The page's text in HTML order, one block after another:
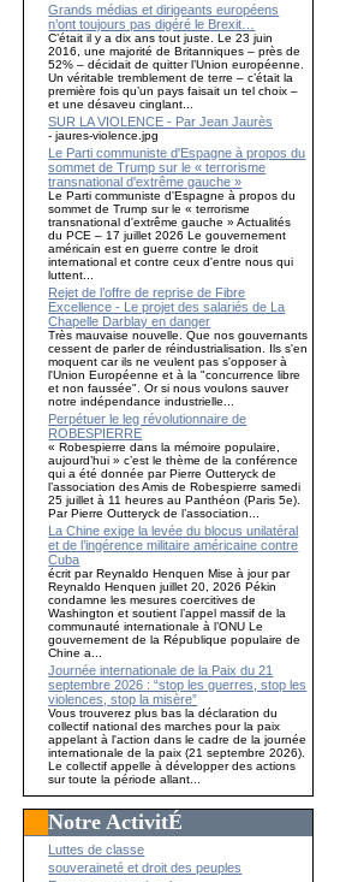
Grands médias et dirigeants européens
n’ont toujours pas digéré le Brexit…
C’était il y a dix ans tout juste. Le 23 juin
2016, une majorité de Britanniques – près de
52% – décidait de quitter l’Union européenne.
Un véritable tremblement de terre – c’était la
première fois qu’un pays faisait un tel choix –
et une désaveu cinglant...
SUR LA VIOLENCE - Par Jean Jaurès
- jaures-violence.jpg
Le Parti communiste d'Espagne à propos du
sommet de Trump sur le « terrorisme
transnational d'extrême gauche »
Le Parti communiste d'Espagne à propos du
sommet de Trump sur le « terrorisme
transnational d'extrême gauche » Actualités
du PCE – 17 juillet 2026 Le gouvernement
américain est en guerre contre le droit
international et contre ceux d'entre nous qui
luttent...
Rejet de l’offre de reprise de Fibre
Excellence - Le projet des salariés de La
Chapelle Darblay en danger
Très mauvaise nouvelle. Que nos gouvernants
cessent de parler de réindustrialisation. Ils s'en
moquent car ils ne veulent pas s'opposer à
l'Union Européenne et à la "concurrence libre
et non faussée". Or si nous voulons sauver
notre indépendance industrielle...
Perpétuer le leg révolutionnaire de
ROBESPIERRE
« Robespierre dans la mémoire populaire,
aujourd’hui » c’est le thème de la conférence
qui a été donnée par Pierre Outteryck de
l’association des Amis de Robespierre samedi
25 juillet à 11 heures au Panthéon (Paris 5e).
Par Pierre Outteryck de l’association...
La Chine exige la levée du blocus unilatéral
et de l’ingérence militaire américaine contre
Cuba
écrit par Reynaldo Henquen Mise à jour par
Reynaldo Henquen juillet 20, 2026 Pékin
condamne les mesures coercitives de
Washington et soutient l’appel massif de la
communauté internationale à l’ONU Le
gouvernement de la République populaire de
Chine a...
Journée internationale de la Paix du 21
septembre 2026 : “stop les guerres, stop les
violences, stop la misère”
Vous trouverez plus bas la déclaration du
collectif national des marches pour la paix
appelant à l'action dans le cadre de la journée
internationale de la paix (21 septembre 2026).
Le collectif appelle à développer des actions
sur toute la période allant...
Notre ActivitÉ
Luttes de classe
souveraineté et droit des peuples